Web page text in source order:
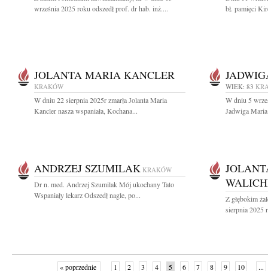
września 2025 roku odszedł prof. dr hab. inż....
bł. pamięci
JOLANTA MARIA KANCLER
KRAKÓW
W dniu 22 sierpnia 2025r zmarła Jolanta Maria
Kancler nasza wspaniała, Kochana...
WIEK: 83
W dniu 5
Jadwiga
ANDRZEJ SZUMILAK KRAKÓW
Dr n. med. Andrzej Szumilak Mój ukochany Tato
Wspaniały lekarz Odszedł nagle, po...
Z głębokim
sierpnia 2025
« poprzednie 1 2 3 4 5 6 7 8 9 10 ...